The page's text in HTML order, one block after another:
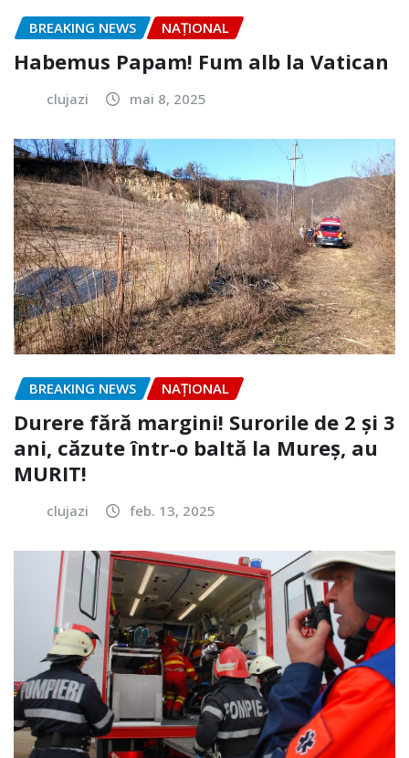
BREAKING NEWS NAŢIONAL
Habemus Papam! Fum alb la Vatican
clujazi mai 8, 2025
BREAKING NEWS NAŢIONAL
Durere fără margini! Surorile de 2 și 3
ani, căzute într-o baltă la Mureș, au
MURIT!
clujazi feb. 13, 2025